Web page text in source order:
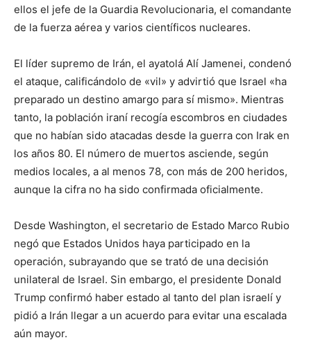
ellos el jefe de la Guardia Revolucionaria, el comandante
de la fuerza aérea y varios científicos nucleares.
El líder supremo de Irán, el ayatolá Alí Jamenei, condenó
el ataque, calificándolo de «vil» y advirtió que Israel «ha
preparado un destino amargo para sí mismo». Mientras
tanto, la población iraní recogía escombros en ciudades
que no habían sido atacadas desde la guerra con Irak en
los años 80. El número de muertos asciende, según
medios locales, a al menos 78, con más de 200 heridos,
aunque la cifra no ha sido confirmada oficialmente.
Desde Washington, el secretario de Estado Marco Rubio
negó que Estados Unidos haya participado en la
operación, subrayando que se trató de una decisión
unilateral de Israel. Sin embargo, el presidente Donald
Trump confirmó haber estado al tanto del plan israelí y
pidió a Irán llegar a un acuerdo para evitar una escalada
aún mayor.